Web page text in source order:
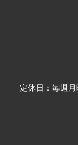
定休日：毎週